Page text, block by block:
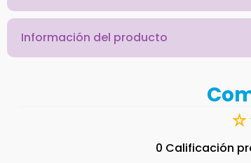
Información del producto
☆
0 Calificación